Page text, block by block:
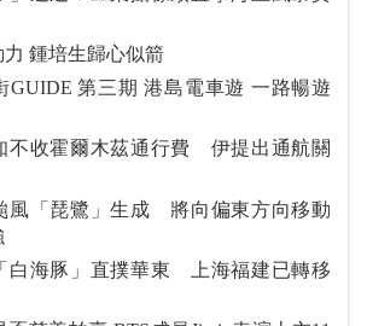
視女兒為推動力 鍾培生歸心似箭
GUIDE 第三期 港島電車遊 一路暢遊
不收霍爾木茲通行費 伊提出通航關
風「琵鷺」生成 將向偏東方向移動
白海豚」直撲華東 上海福建已轉移